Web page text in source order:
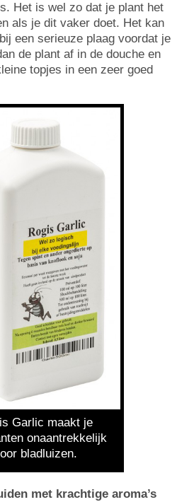
Het is wel zo dat je plant het
als je dit vaker doet. Het kan
een serieuze plaag voordat je
de plant af in de douche en
topjes in een zeer goed
Garlic maakt je
onaantrekkelijk
bladluizen.
met krachtige aroma’s